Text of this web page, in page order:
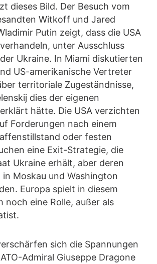
dieses Bild. Der Besuch vom
Witkoff und Jared
Putin zeigt, dass die USA
unter Ausschluss
Ukraine. In Miami diskutierten
US-amerikanische Vertreter
territoriale Zugeständnisse,
dies der eigenen
hätte. Die USA verzichten
Forderungen nach einem
oder festen
eine Exit-Strategie, die
Ukraine erhält, aber deren
in Moskau und Washington
Europa spielt in diesem
noch eine Rolle, außer als
sich die Spannungen
Admiral Giuseppe Dragone